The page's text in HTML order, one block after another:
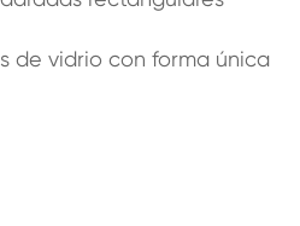
de vidrio con forma única